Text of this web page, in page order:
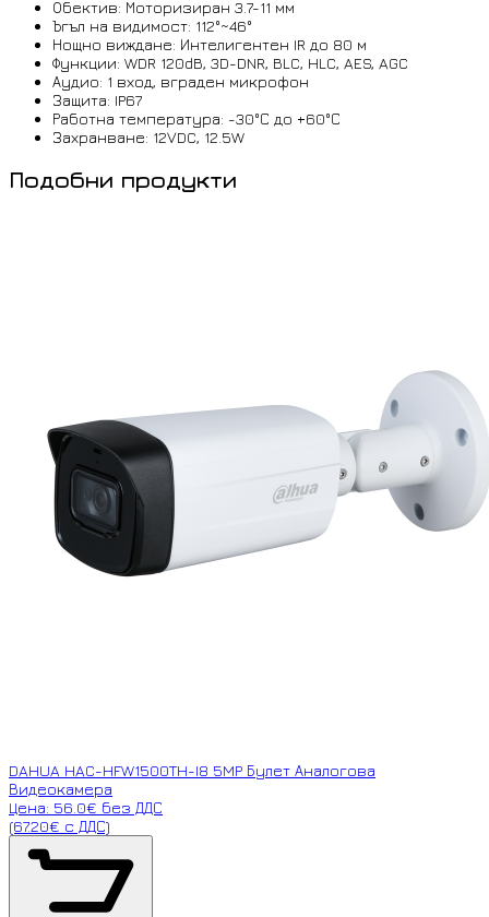
Обектив: Моторизиран 3.7-11 мм
Ъгъл на видимост: 112°~46°
Нощно виждане: Интелигентен IR до 80 м
Функции: WDR 120dB, 3D-DNR, BLC, HLC, AES, AGC
Аудио: 1 вход, вграден микрофон
Защита: IP67
Работна температура: -30°С до +60°С
Захранване: 12VDC, 12.5W
Подобни продукти
DAHUA HAC-HFW1500TH-I8 5MP Булет Аналогова
Видеокамера
Цена: 56.0€ без ДДС
(67.20€ с ДДС)